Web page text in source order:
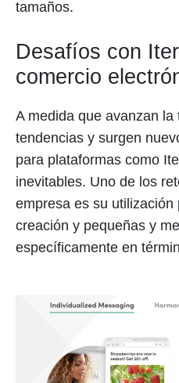
tamaños.
Desafíos con
comercio
A medida que avanzan
tendencias y surgen
para plataformas como
inevitables. Uno de los
empresa es su
creación y pequeñas y
específicamente en